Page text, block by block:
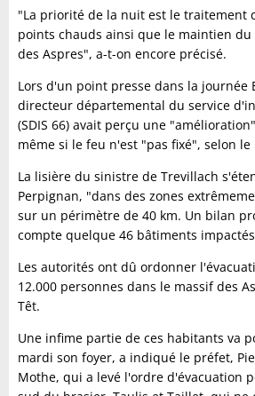
"La priorité de la nuit est le traitement
points chauds ainsi que le maintien
des Aspres", a-t-on encore précisé.
Lors d'un point presse dans la journée
directeur départemental du service
(SDIS 66) avait perçu une
même si le feu n'est "pas fixé", selon le
La lisière du sinistre de Trevillach
Perpignan, "dans des zones
sur un périmètre de 40 km. Un bilan
compte quelque 46 bâtiments
Les autorités ont dû ordonner
12.000 personnes dans le massif des
Têt.
Une infime partie de ces habitants va
mardi son foyer, a indiqué le préfet,
Mothe, qui a levé l'ordre d'évacuation